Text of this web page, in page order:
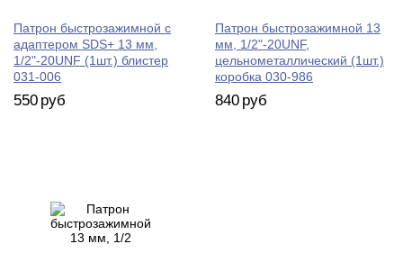
Патрон быстрозажимной с
адаптером SDS+ 13 мм,
1/2"-20UNF (1шт.) блистер
031-006
550 руб
Патрон быстрозажимной 13
мм, 1/2"-20UNF,
цельнометаллический (1шт.)
коробка 030-986
840 руб